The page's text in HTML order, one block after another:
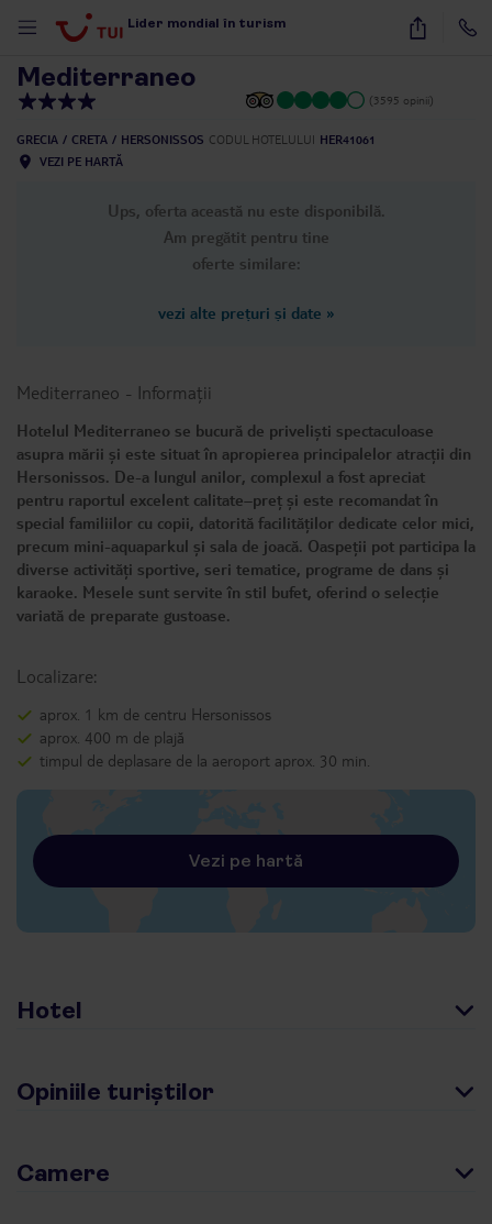
Lider mondial în turism 19
Mediterraneo
(3595 opinii)
GRECIA CRETA HERSONISSOS CODUL HOTELULUI HER41061
VEZI PE HARTĂ
Ups, oferta această nu este disponibilă.
Am pregătit pentru tine
oferte similare:
vezi alte prețuri și date »
Mediterraneo - Informații
Hotelul Mediterraneo se bucură de priveliști spectaculoase
asupra mării și este situat în apropierea principalelor atracții din
Hersonissos. De-a lungul anilor, complexul a fost apreciat
pentru raportul excelent calitate–preț și este recomandat în
special familiilor cu copii, datorită facilităților dedicate celor mici,
precum mini-aquaparkul și sala de joacă. Oaspeții pot participa la
diverse activități sportive, seri tematice, programe de dans și
karaoke. Mesele sunt servite în stil bufet, oferind o selecție
variată de preparate gustoase.
Localizare:
aprox. 1 km de centru Hersonissos
aprox. 400 m de plajă
timpul de deplasare de la aeroport aprox. 30 min.
Vezi pe hartă
Hotel
Opiniile turiștilor
Camere